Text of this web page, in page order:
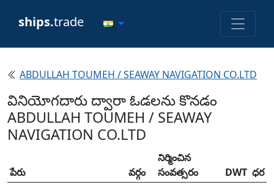
ships.trade
ABDULLAH TOUMEH / SEAWAY NAVIGATION CO.LTD
వినియోగదారు ద్వారా ఓడలను కొనడం
ABDULLAH TOUMEH / SEAWAY
NAVIGATION CO.LTD
పేరు వర్గం
నిర్మించిన
సంవత్సరం
DWT ధర